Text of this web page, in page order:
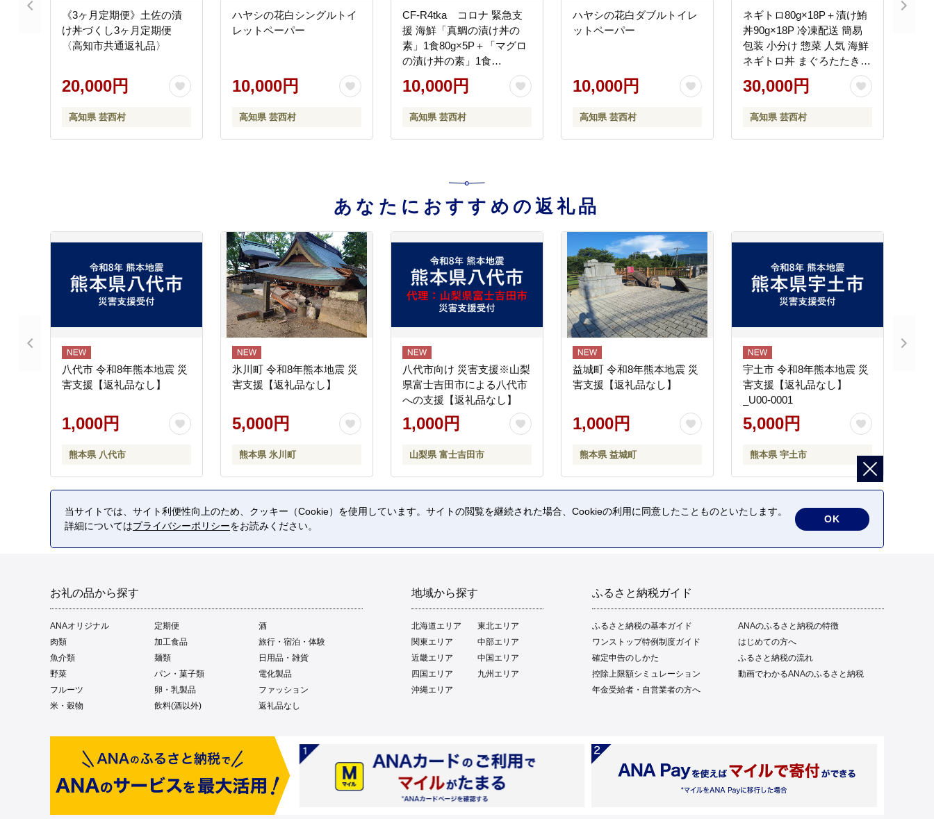
《3ヶ月定期便》土佐の漬
け丼づくし3ヶ月定期便
〈高知市共通返礼品〉
20,000円
高知県 芸西村
ハヤシの花白シングルトイ
レットペーパー
10,000円
高知県 芸西村
CF-R4tka コロナ 緊急支
援 海鮮「真鯛の漬け丼の
素」1食80g×5P＋「マグロ
の漬け丼の素」1食
80g×5P《迷子の真鯛を食べ
て応援 養殖生産業者応援プ
菜 冷凍 保存食 小分け 高知
海鮮丼 一人暮らし〈高知市
10,000円
高知県 芸西村
ハヤシの花白ダブルトイレ
ットペーパー
10,000円
高知県 芸西村
ネギトロ80g×18P＋漬け鮪
丼90g×18P 冷凍配送 簡易
包装 小分け 惣菜 人気 海鮮
ネギトロ丼 まぐろたたき
海鮮丼 便利 かんたん 自然
解凍 個食 一人暮らし どん
30,000円
高知県 芸西村
あなたにおすすめの返礼品
八代市 令和8年熊本地震 災
害支援【返礼品なし】
1,000円
熊本県 八代市
氷川町 令和8年熊本地震 災
害支援【返礼品なし】
5,000円
熊本県 氷川町
八代市向け 災害支援※山梨
県富士吉田市による八代市
への支援【返礼品なし】
1,000円
山梨県 富士吉田市
益城町 令和8年熊本地震 災
害支援【返礼品なし】
1,000円
熊本県 益城町
宇土市 令和8年熊本地震 災
害支援【返礼品なし】
_U00-0001
5,000円
熊本県 宇土市
お礼の品から探す
ANAオリジナル 定期便
酒
肉類
加工食品
旅行・宿泊・体験
魚介類
麺類
日用品・雑貨
野菜
パン・菓子類
電化製品
フルーツ
卵・乳製品
ファッション
米・穀物
飲料(酒以外) 返礼品なし
地域から探す
北海道エリア
東北エリア
関東エリア
中部エリア
近畿エリア
中国エリア
四国エリア
九州エリア
沖縄エリア
ふるさと納税ガイド
ふるさと納税の基本ガイド
ANAのふるさと納税の特徴
ワンストップ特例制度ガイド
はじめての方へ
確定申告のしかた
ふるさと納税の流れ
控除上限額シミュレーション
動画でわかるANAのふるさと納税
年金受給者・自営業者の方へ
当サイトでは、サイト利便性向上のため、クッキー（Cookie）を使用しています。サイトの閲覧を継続された場合、Cookieの利用に同意したことものといたします。
詳細についてはプライバシーポリシーをお読みください。
OK